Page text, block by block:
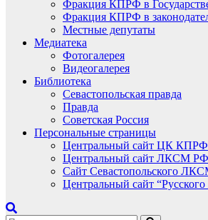
Фракция КПРФ в
Фракция КПРФ в
Местные депутаты
Медиатека
Фотогалерея
Видеогалерея
Библиотека
Севастопольская правда
Правда
Советская Россия
Персональные страницы
Центральный сайт ЦК КПРФ
Центральный сайт ЛКСМ РФ
Сайт Севастопольского
Центральный сайт “Русского